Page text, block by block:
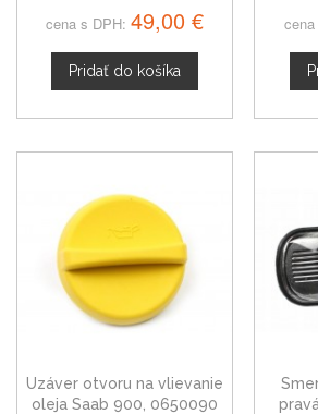
cena s DPH: 49,00 €
Pridať do košíka
Uzáver otvoru na vlievanie
oleja Saab 900, 0650090